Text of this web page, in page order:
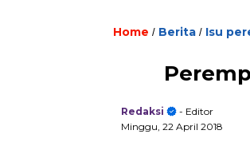
Home / Berita / Isu
Redaksi
- Editor
Minggu, 22 April 2018